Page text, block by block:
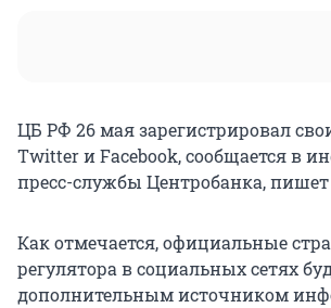
ЦБ РФ 26 мая зарегистрировал
Twitter и Facebook, сообщается в
пресс-службы Центробанка, пишет
Как отмечается, официальные
регулятора в социальных сетях
дополнительным источником